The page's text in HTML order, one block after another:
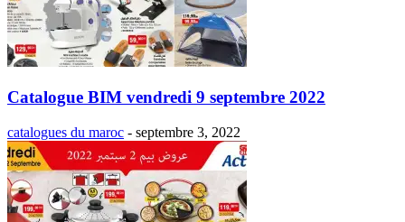
Catalogue BIM vendredi 9 septembre 2022
catalogues du maroc - septembre 3, 2022